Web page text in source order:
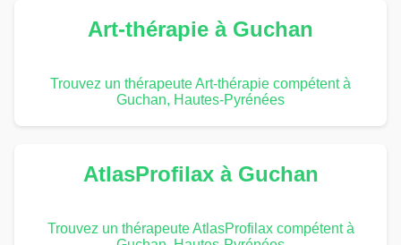
Art-thérapie à Guchan
Trouvez un thérapeute Art-thérapie compétent à
Guchan, Hautes-Pyrénées
AtlasProfilax à Guchan
Trouvez un thérapeute AtlasProfilax compétent à